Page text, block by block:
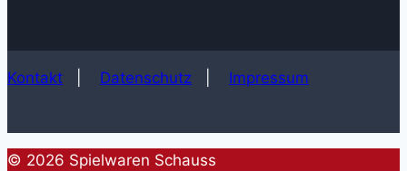
Kontakt Datenschutz Impressum
© 2026 Spielwaren Schauss